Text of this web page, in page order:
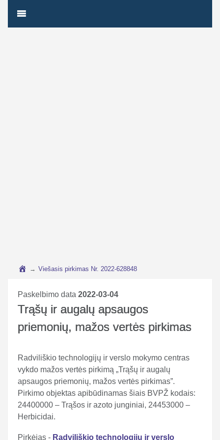
→ Viešasis pirkimas Nr. 2022-628848
Paskelbimo data 2022-03-04
Trąšų ir augalų apsaugos
priemonių, mažos vertės pirkimas
Radviliškio technologijų ir verslo mokymo centras
vykdo mažos vertės pirkimą „Trąšų ir augalų
apsaugos priemonių, mažos vertės pirkimas”.
Pirkimo objektas apibūdinamas šiais BVPŽ kodais:
24400000 – Trąšos ir azoto junginiai, 24453000 –
Herbicidai.
Pirkėjas - Radviliškio technologijų ir verslo